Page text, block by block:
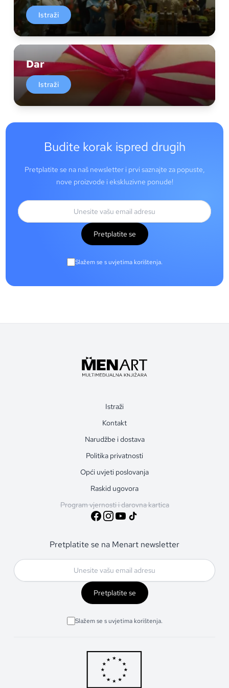
Istraži
Dar
Istraži
Budite korak ispred drugih
Pretplatite se na naš newsletter i prvi saznajte za popuste,
nove proizvode i ekskluzivne ponude!
Pretplatite se
Slažem se s uvjetima korištenja.
Istraži
Kontakt
Narudžbe i dostava
Politika privatnosti
Opći uvjeti poslovanja
Raskid ugovora
Program vjernosti i darovna kartica
Pretplatite se na Menart newsletter
Pretplatite se
Slažem se s uvjetima korištenja.